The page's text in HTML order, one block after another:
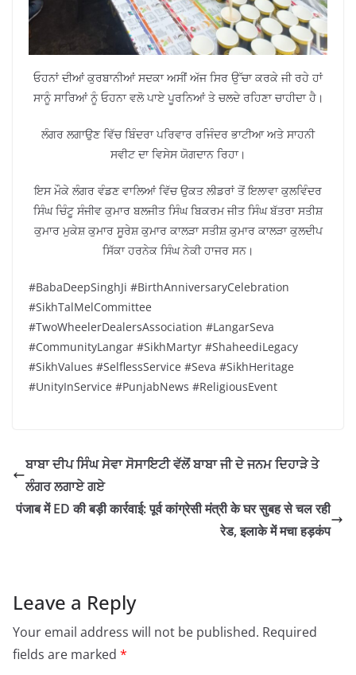
ਓਹਨਾਂ ਦੀਆਂ ਕੁਰਬਾਨੀਆਂ ਸਦਕਾ ਅਸੀਂ ਅੱਜ ਸਿਰ ਉੱਚਾ ਕਰਕੇ ਜੀ ਰਹੇ ਹਾਂ
ਸਾਨੂੰ ਸਾਰਿਆਂ ਨੂੰ ਓਹਨਾ ਵਲੋ ਪਾਏ ਪੂਰਨਿਆਂ ਤੇ ਚਲਦੇ ਰਹਿਣਾ ਚਾਹੀਦਾ ਹੈ।
ਲੰਗਰ ਲਗਾਉਣ ਵਿੱਚ ਬਿੰਦਰਾ ਪਰਿਵਾਰ ਰਜਿੰਦਰ ਭਾਟੀਆ ਅਤੇ ਸਾਹਨੀ
ਸਵੀਟ ਦਾ ਵਿਸੇਸ ਯੋਗਦਾਨ ਰਿਹਾ।
ਇਸ ਮੌਕੇ ਲੰਗਰ ਵੰਡਣ ਵਾਲਿਆਂ ਵਿੱਚ ਉਕਤ ਲੀਡਰਾਂ ਤੋਂ ਇਲਾਵਾ ਕੁਲਵਿੰਦਰ
ਸਿੰਘ ਚਿੰਟੂ ਸੰਜੀਵ ਕੁਮਾਰ ਬਲਜੀਤ ਸਿੰਘ ਬਿਕਰਮ ਜੀਤ ਸਿੰਘ ਬੱਤਰਾ ਸਤੀਸ਼
ਕੁਮਾਰ ਮੁਕੇਸ਼ ਕੁਮਾਰ ਸੂਰੇਸ਼ ਕੁਮਾਰ ਕਾਲੜਾ ਸਤੀਸ਼ ਕੁਮਾਰ ਕਾਲੜਾ ਕੁਲਦੀਪ
ਸਿੱਕਾ ਹਰਨੇਕ ਸਿੰਘ ਨੇਕੀ ਹਾਜਰ ਸਨ।
#BabaDeepSinghJi #BirthAnniversaryCelebration
#SikhTalMelCommittee
#TwoWheelerDealersAssociation #LangarSeva
#CommunityLangar #SikhMartyr #ShaheediLegacy
#SikhValues #SelflessService #Seva #SikhHeritage
#UnityInService #PunjabNews #ReligiousEvent
ਬਾਬਾ ਦੀਪ ਸਿੰਘ ਸੇਵਾ ਸੋਸਾਇਟੀ ਵੱਲੋਂ ਬਾਬਾ ਜੀ ਦੇ ਜਨਮ ਦਿਹਾੜੇ ਤੇ
ਲੰਗਰ ਲਗਾਏ ਗਏ
पंजाब में ED की बड़ी कार्रवाई: पूर्व कांग्रेसी मंत्री के घर सुबह से चल रही
रेड, इलाके में मचा हड़कंप
Leave a Reply
Your email address will not be published. Required
fields are marked *